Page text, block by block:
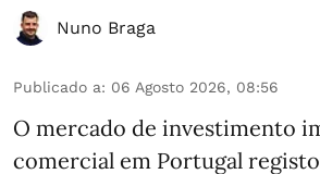
Nuno Braga
Publicado a: 06 Agosto 2026, 08:56
O mercado de investimento
comercial em Portugal